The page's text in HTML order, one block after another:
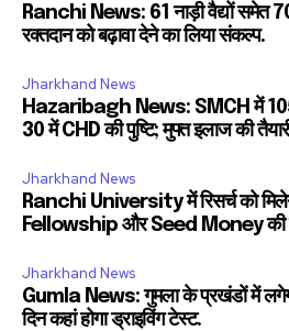
Ranchi News: 61 नाड़ी वैद्यों समेत 70
रक्तदान को बढ़ावा देने का लिया संकल्प.
Jharkhand News
Hazaribagh News: SMCH में 105
30 में CHD की पुष्टि; मुफ्त इलाज की
Jharkhand News
Ranchi University में रिसर्च को
Fellowship और Seed Money की
Jharkhand News
Gumla News: गुमला के प्रखंडों में
दिन कहां होगा ड्राइविंग टेस्ट.